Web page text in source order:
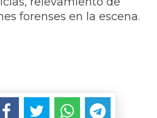
forenses en la escena.